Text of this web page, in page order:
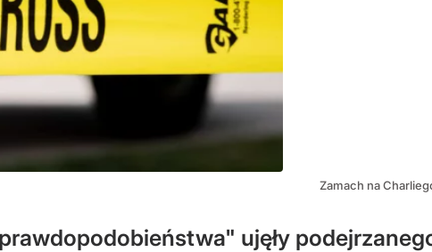
Zamach na
ujęły